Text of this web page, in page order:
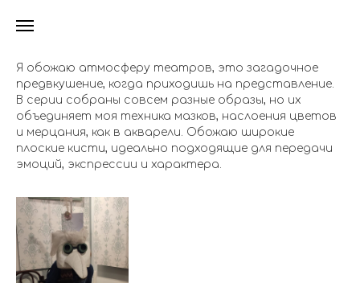
Я обожаю атмосферу театров, это загадочное
предвкушение, когда приходишь на представление.
В серии собраны совсем разные образы, но их
объединяет моя техника мазков, наслоения цветов
и мерцания, как в акварели. Обожаю широкие
плоские кисти, идеально подходящие для передачи
эмоций, экспрессии и характера.